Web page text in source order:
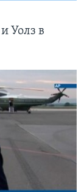
Уолз в